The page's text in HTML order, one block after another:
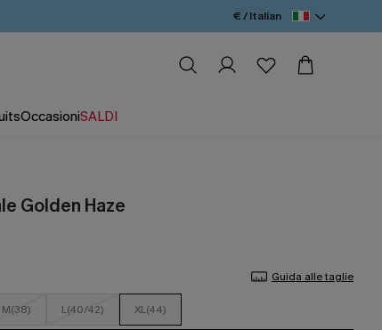
€ / Italian
OccasioniSALDI
Golden Haze
Guida alle taglie
M(38) L(40/42) XL(44)